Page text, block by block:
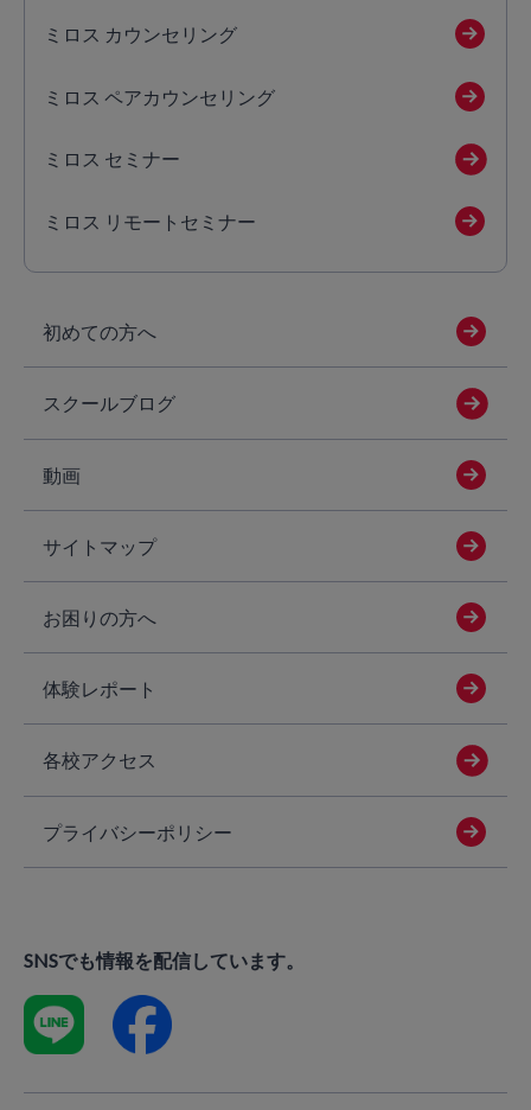
ミロス カウンセリング
ミロス ペアカウンセリング
ミロス セミナー
ミロス リモートセミナー
初めての方へ
スクールブログ
動画
サイトマップ
お困りの方へ
体験レポート
各校アクセス
プライバシーポリシー
SNSでも情報を配信しています。